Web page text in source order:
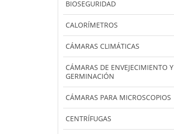
BIOSEGURIDAD
CALORÍMETROS
CÁMARAS CLIMÁTICAS
CÁMARAS DE ENVEJECIMIENTO Y
GERMINACIÓN
CÁMARAS PARA MICROSCOPIOS
CENTRÍFUGAS